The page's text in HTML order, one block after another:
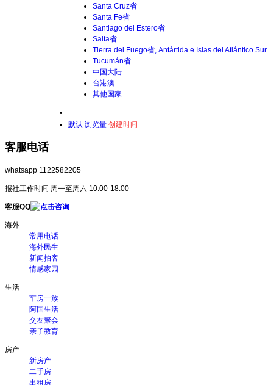
Santa Cruz省
Santa Fe省
Santiago del Estero省
Salta省
Tierra del Fuego省, Antártida e Islas del Atlántico Sur
Tucumán省
中国大陆
台港澳
其他国家
默认 浏览量 创建时间
客服电话
whatsapp 1122582205
报社工作时间 周一至周六 10:00-18:00
客服QQ
海外
常用电话
海外民生
新闻拍客
情感家园
生活
车房一族
阿国生活
交友聚会
亲子教育
房产
新房产
二手房
出租房